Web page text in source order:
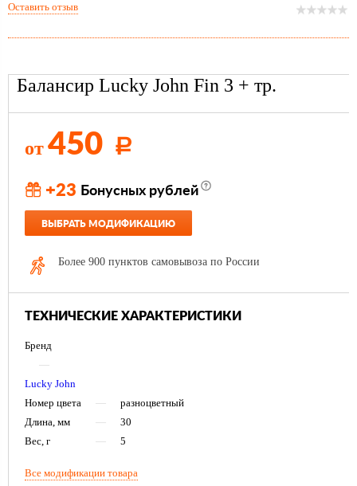
Балансир Lucky John Fin 3 + тр.
от450 Р
+23 Бонусных рублей
ВЫБРАТЬ МОДИФИКАЦИЮ
Более 900 пунктов самовывоза по России
ТЕХНИЧЕСКИЕ ХАРАКТЕРИСТИКИ
Бренд
—
Lucky John
Номер цвета
—
разноцветный
Длина, мм
—
30
Вес, г
— 5
Все модификации товара
Оставить отзыв